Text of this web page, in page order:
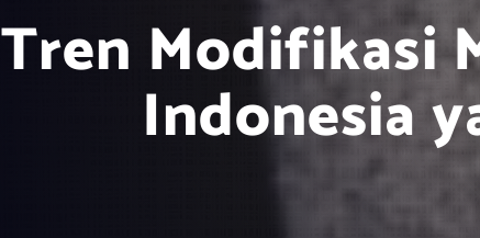
Tren Modifikasi
Indonesia